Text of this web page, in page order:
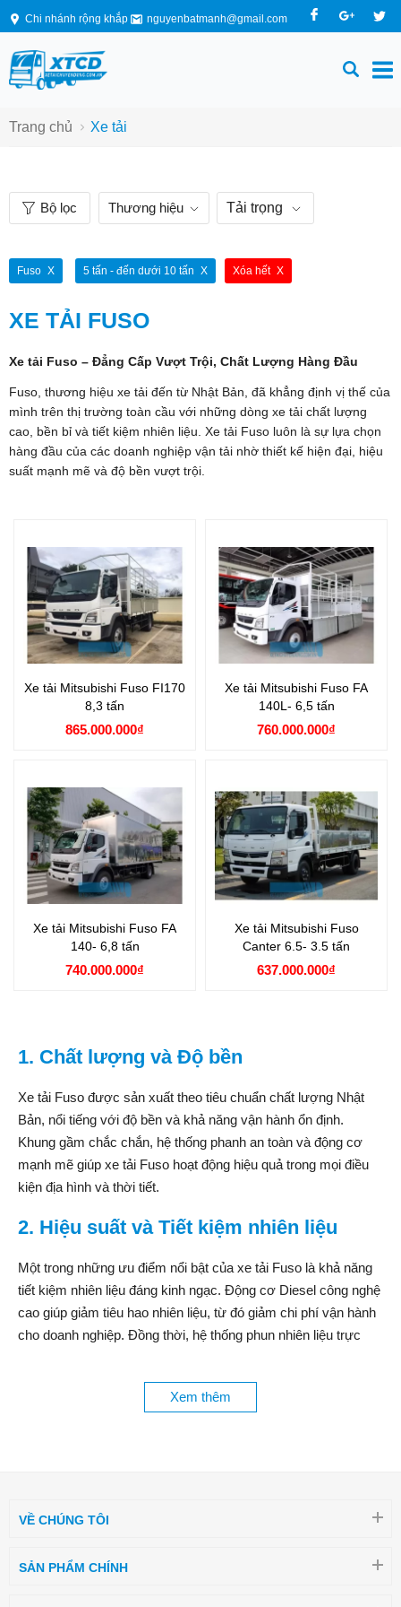
Chi nhánh rộng khắp nguyenbatmanh@gmail.com
Trang chủ Xe tải
Bộ lọc Thương hiệu Tải trọng
Fuso 5 tấn - đến dưới 10 tấn Xóa hết
XE TẢI FUSO
Xe tải Fuso – Đẳng Cấp Vượt Trội, Chất Lượng Hàng Đầu
Fuso, thương hiệu xe tải đến từ Nhật Bản, đã khẳng định vị thế của
mình trên thị trường toàn cầu với những dòng xe tải chất lượng
cao, bền bỉ và tiết kiệm nhiên liệu. Xe tải Fuso luôn là sự lựa chọn
hàng đầu của các doanh nghiệp vận tải nhờ thiết kế hiện đại, hiệu
suất mạnh mẽ và độ bền vượt trội.
Xe tải Mitsubishi Fuso FI170
8,3 tấn
865.000.000₫
Xe tải Mitsubishi Fuso FA
140L- 6,5 tấn
760.000.000₫
Xe tải Mitsubishi Fuso FA
140- 6,8 tấn
740.000.000₫
Xe tải Mitsubishi Fuso
Canter 6.5- 3.5 tấn
637.000.000₫
1. Chất lượng và Độ bền
Xe tải Fuso được sản xuất theo tiêu chuẩn chất lượng Nhật
Bản, nổi tiếng với độ bền và khả năng vận hành ổn định.
Khung gầm chắc chắn, hệ thống phanh an toàn và động cơ
mạnh mẽ giúp xe tải Fuso hoạt động hiệu quả trong mọi điều
kiện địa hình và thời tiết.
2. Hiệu suất và Tiết kiệm nhiên liệu
Một trong những ưu điểm nổi bật của xe tải Fuso là khả năng
tiết kiệm nhiên liệu đáng kinh ngạc. Động cơ Diesel công nghệ
cao giúp giảm tiêu hao nhiên liệu, từ đó giảm chi phí vận hành
cho doanh nghiệp. Đồng thời, hệ thống phun nhiên liệu trực
3. Thiết kế hiện đại và tiện nghi
tính năng hỗ trợ lái xe an toàn và dễ dàng điều khiển.
4. Dịch vụ hậu mãi và bảo hành
Xem thêm
VỀ CHÚNG TÔI
SẢN PHẨM CHÍNH